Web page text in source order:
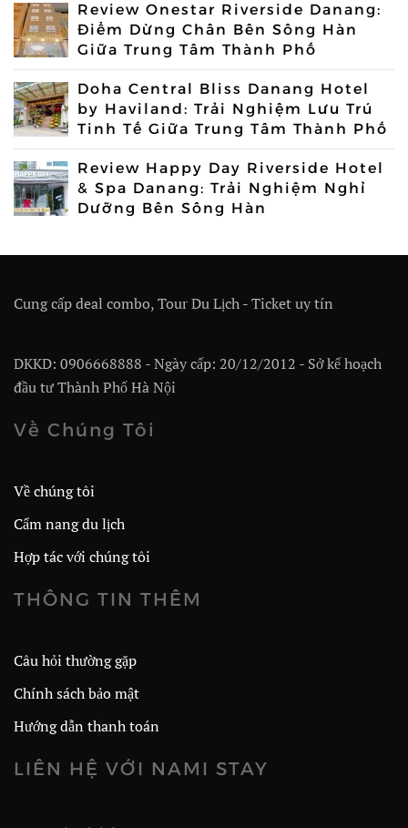
Review Onestar Riverside Danang:
Điểm Dừng Chân Bên Sông Hàn
Giữa Trung Tâm Thành Phố
Doha Central Bliss Danang Hotel
by Haviland: Trải Nghiệm Lưu Trú
Tinh Tế Giữa Trung Tâm Thành Phố
Review Happy Day Riverside Hotel
& Spa Danang: Trải Nghiệm Nghỉ
Dưỡng Bên Sông Hàn
Cung cấp deal combo, Tour Du Lịch - Ticket uy tín
DKKD: 0906668888 - Ngày cấp: 20/12/2012 - Sở kế hoạch
đầu tư Thành Phố Hà Nội
Về Chúng Tôi
Về chúng tôi
Cẩm nang du lịch
Hợp tác với chúng tôi
THÔNG TIN THÊM
Câu hỏi thường gặp
Chính sách bảo mật
Hướng dẫn thanh toán
LIÊN HỆ VỚI NAMI STAY